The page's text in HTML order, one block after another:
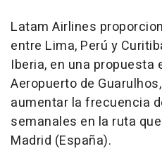
Latam Airlines
entre Lima, Perú y
Iberia, en una propuesta
Aeropuerto de
aumentar la frecuencia
semanales en la ruta
Madrid (España).